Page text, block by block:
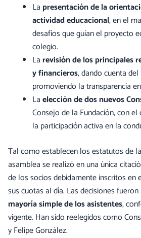
La presentación de la
actividad educacional, en el
desafíos que guían el proyecto
colegio.
Larevisión de los principales
y financieros, dando cuenta
promoviendo la transparencia
Laelección de dos nuevos
Consejo de la Fundación, con
la participación activa en la
Tal como establecen los estatutos de
asamblea se realizó en una única
de los socios debidamente inscritos en
sus cuotas al día. Las decisiones
mayoría simple de los asistentes,
vigente. Han sido reelegidos como
y Felipe González.